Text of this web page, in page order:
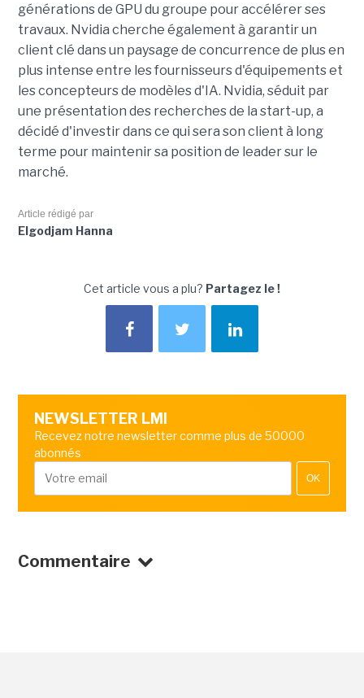
générations de GPU du groupe pour accélérer ses
travaux. Nvidia cherche également à garantir un
client clé dans un paysage de concurrence de plus en
plus intense entre les fournisseurs d'équipements et
les concepteurs de modèles d'IA. Nvidia, séduit par
une présentation des recherches de la start-up, a
décidé d'investir dans ce qui sera son client à long
terme pour maintenir sa position de leader sur le
marché.
Article rédigé par
Elgodjam Hanna
Cet article vous a plu? Partagez le !
NEWSLETTER LMI
Recevez notre newsletter comme plus de 50000
abonnés
OK
Commentaire